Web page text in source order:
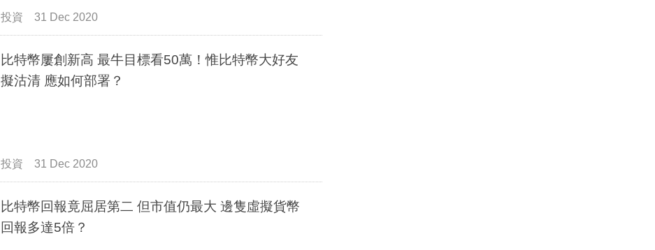
投資 31 Dec 2020
比特幣屢創新高 最牛目標看50萬！惟比特幣大好友
擬沽清 應如何部署？
投資 31 Dec 2020
比特幣回報竟屈居第二 但市值仍最大 邊隻虛擬貨幣
回報多達5倍？